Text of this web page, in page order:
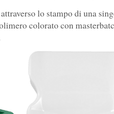
lo stampo di una
colorato con